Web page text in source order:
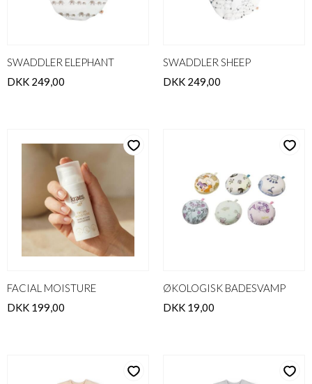
SWADDLER ELEPHANT
DKK 249,00
SWADDLER SHEEP
DKK 249,00
FACIAL MOISTURE
DKK 199,00
ØKOLOGISK BADESVAMP
DKK 19,00